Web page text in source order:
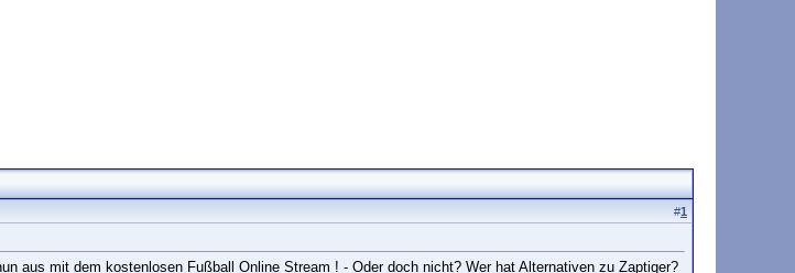
#1
aus mit dem kostenlosen Fußball Online Stream ! - Oder doch nicht? Wer hat Alternativen zu Zaptiger?